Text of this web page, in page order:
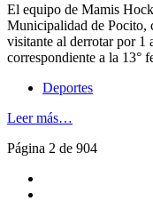
El equipo de Mamis
Municipalidad de Pocito,
visitante al derrotar por 1
correspondiente a la 13°
Deportes
Leer más…
Página 2 de 904